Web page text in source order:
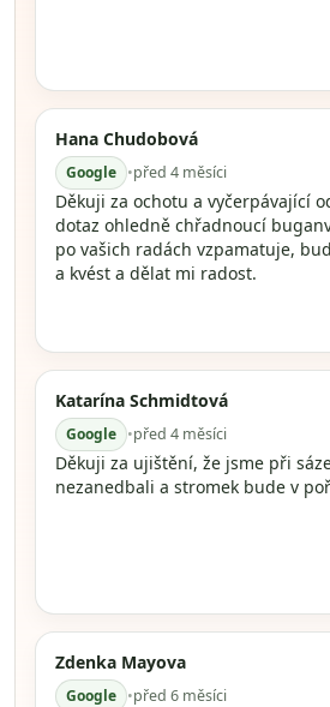
Hana Chudobová
Google •před 4 měsíci
Děkuji za ochotu a vyčerpávající
dotaz ohledně chřadnoucí
po vašich radách vzpamatuje,
a kvést a dělat mi radost.
Katarína Schmidtová
Google •před 4 měsíci
Děkuji za ujištění, že jsme při
nezanedbali a stromek bude v
Zdenka Mayova
Google •před 6 měsíci